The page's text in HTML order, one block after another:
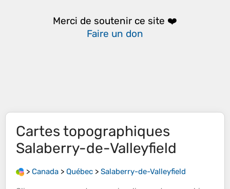
Merci de soutenir ce site ❤️
Faire un don
Cartes topographiques
Salaberry-de-Valleyfield
> Canada > Québec > Salaberry-de-Valleyfield